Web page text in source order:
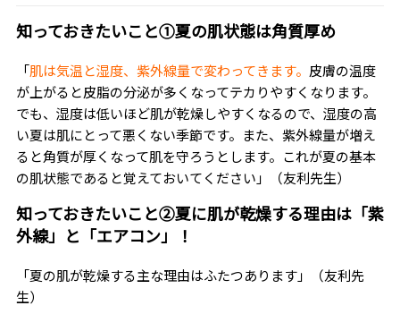
知っておきたいこと①夏の肌状態は角質厚め
「肌は気温と湿度、紫外線量で変わってきます。 皮膚の温度
が上がると皮脂の分泌が多くなってテカりやすくなります。
でも、湿度は低いほど肌が乾燥しやすくなるので、湿度の高
い夏は肌にとって悪くない季節です。また、紫外線量が増え
ると角質が厚くなって肌を守ろうとします。これが夏の基本
の肌状態であると覚えておいてください」（友利先生）
知っておきたいこと②夏に肌が乾燥する理由は「紫
外線」と「エアコン」！
「夏の肌が乾燥する主な理由はふたつあります」（友利先
生）